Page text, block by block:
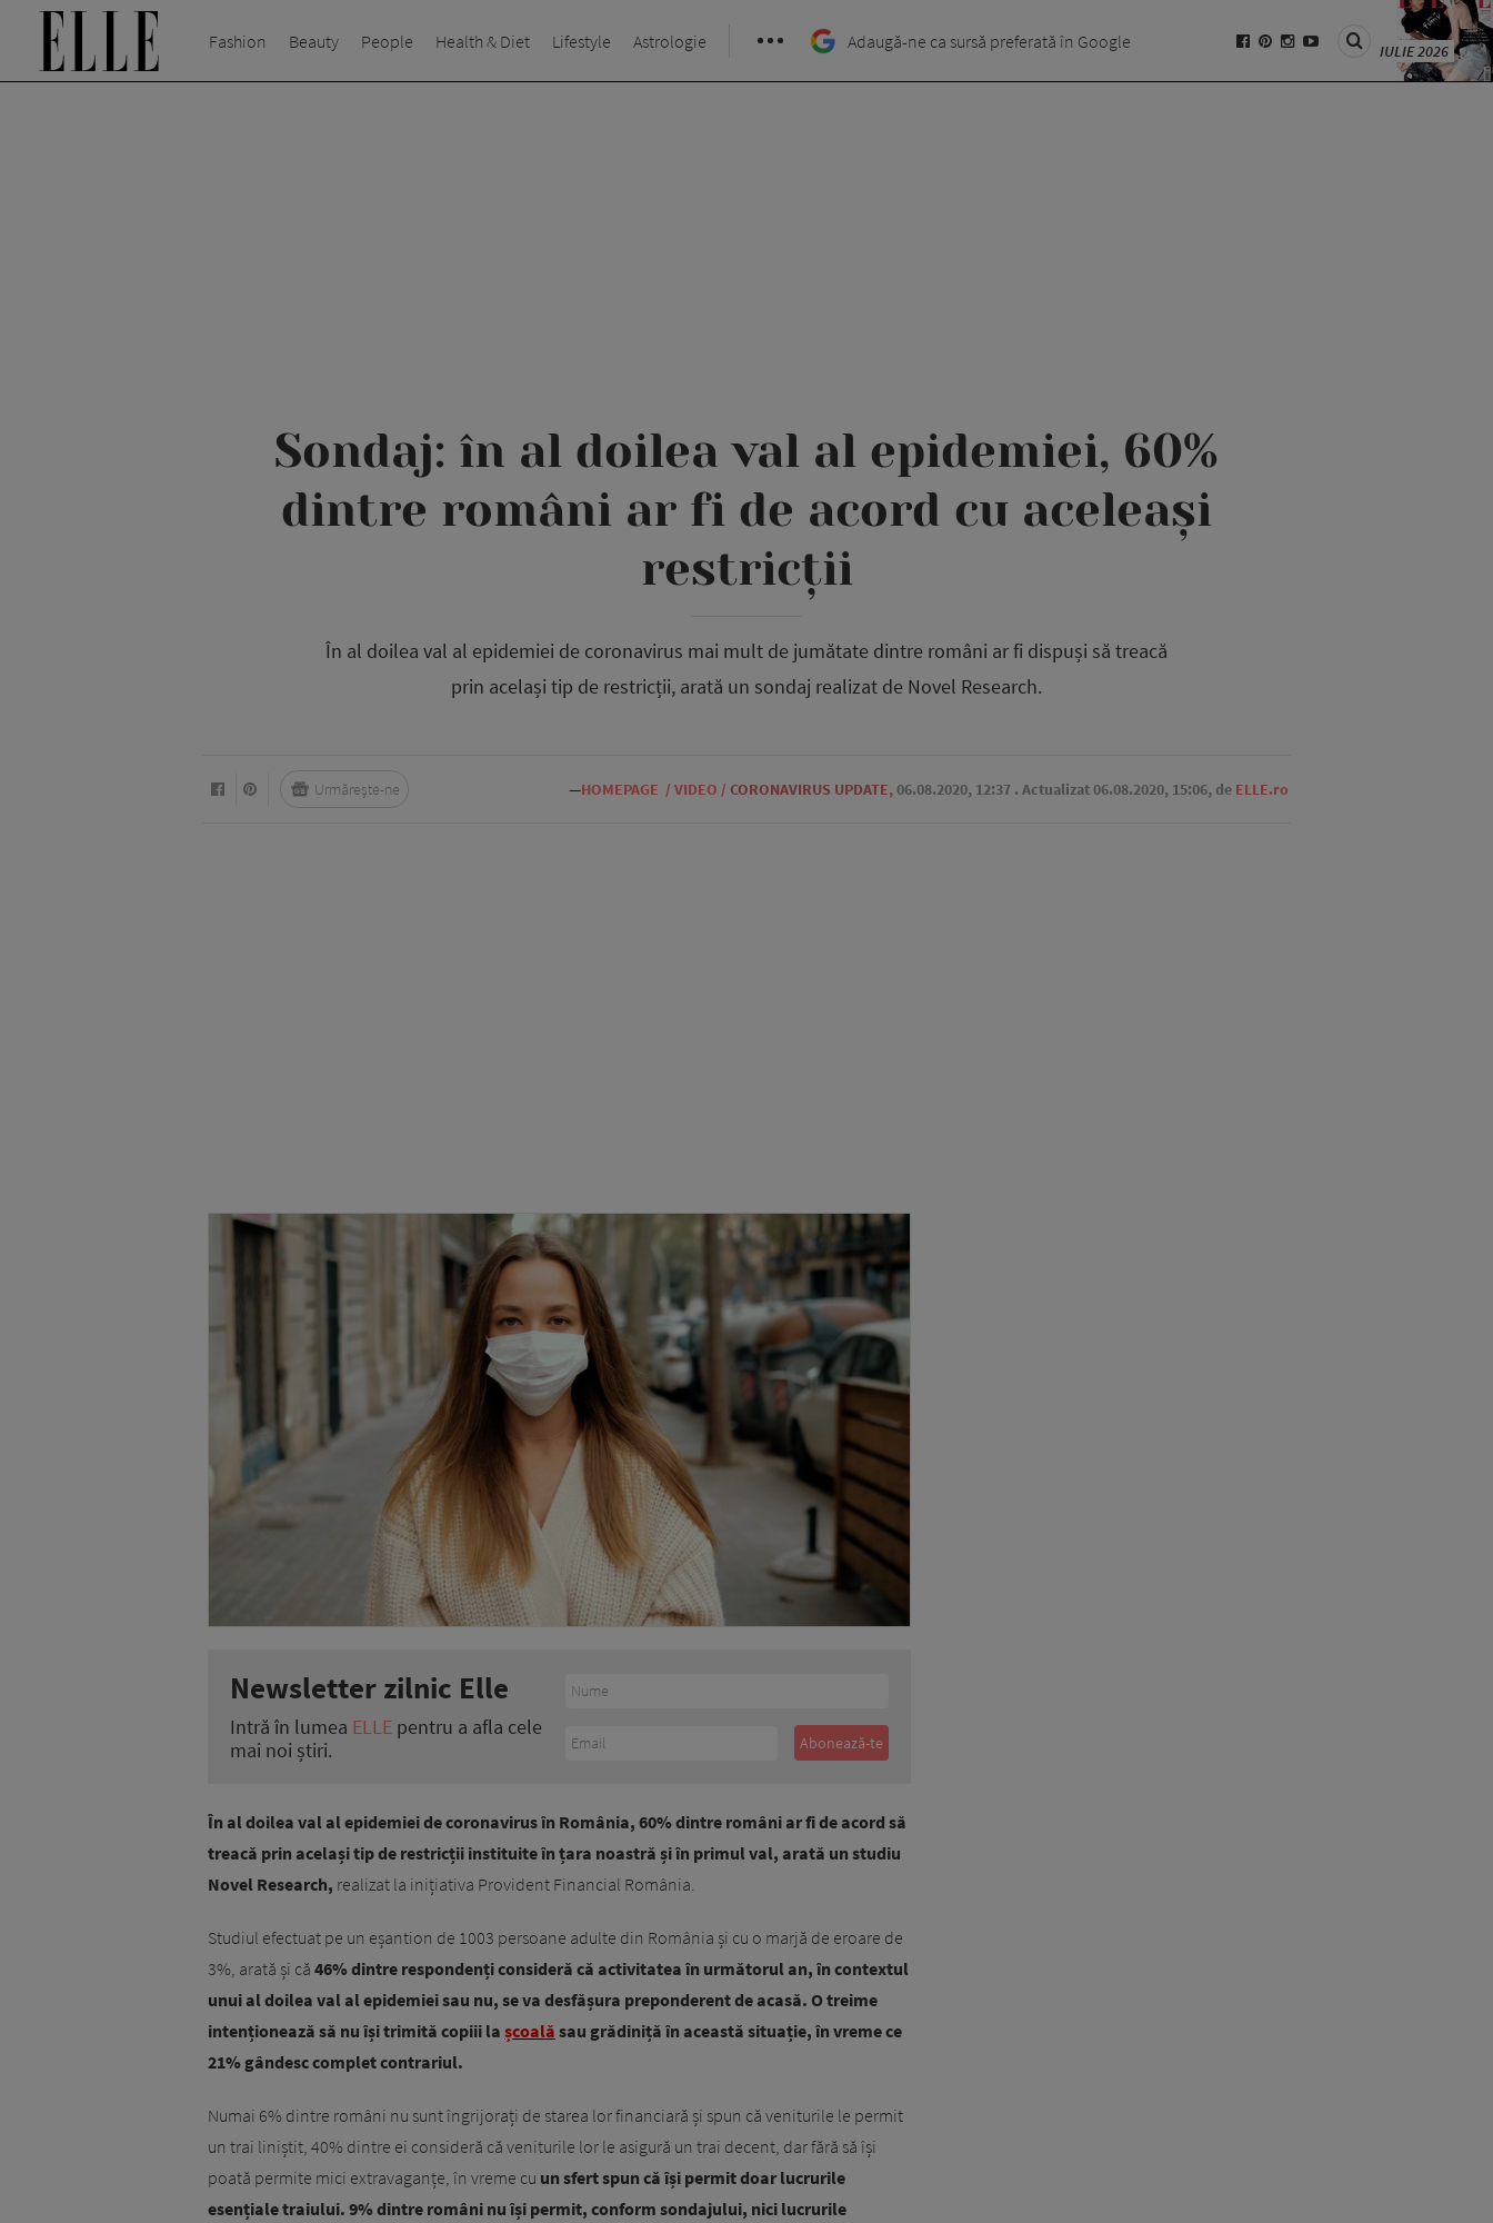
Fashion Beauty People Health & Diet Lifestyle Astrologie Adaugă-ne ca sursă preferată în Google IULIE 2026
Sondaj: în al doilea val al epidemiei, 60%
dintre români ar fi de acord cu aceleași
restricții
În al doilea val al epidemiei de coronavirus mai mult de jumătate dintre români ar fi dispuși să treacă
prin același tip de restricții, arată un sondaj realizat de Novel Research.
—HOMEPAGE / VIDEO / CORONAVIRUS UPDATE,06.08.2020, 12:37 . Actualizat 06.08.2020, 15:06, de ELLE.ro
Urmărește-ne
Newsletter zilnic Elle
Intră în lumea ELLE pentru a afla cele
mai noi știri.
În al doilea val al epidemiei de coronavirus în România, 60% dintre români ar fi de acord să
treacă prin același tip de restricții instituite în țara noastră și în primul val, arată un studiu
Novel Research, realizat la inițiativa Provident Financial România.
Studiul efectuat pe un eșantion de 1003 persoane adulte din România și cu o marjă de eroare de
3%, arată și că 46% dintre respondenți consideră că activitatea în următorul an, în contextul
unui al doilea val al epidemiei sau nu, se va desfășura preponderent de acasă. O treime
intenționează să nu își trimită copiii la școală sau grădiniță în această situație, în vreme ce
21% gândesc complet contrariul.
Numai 6% dintre români nu sunt îngrijorați de starea lor financiară și spun că veniturile le permit
un trai liniștit, 40% dintre ei consideră că veniturile lor le asigură un trai decent, dar fără să își
poată permite mici extravaganțe, în vreme cu un sfert spun că își permit doar lucrurile
esențiale traiului. 9% dintre români nu își permit, conform sondajului, nici lucrurile